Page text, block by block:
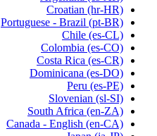
Croatian (hr-HR)
Portuguese - Brazil (pt-BR)
Chile (es-CL)
Colombia (es-CO)
Costa Rica (es-CR)
Dominicana (es-DO)
Peru (es-PE)
Slovenian (sl-SI)
South Africa (en-ZA)
Canada - English (en-CA)